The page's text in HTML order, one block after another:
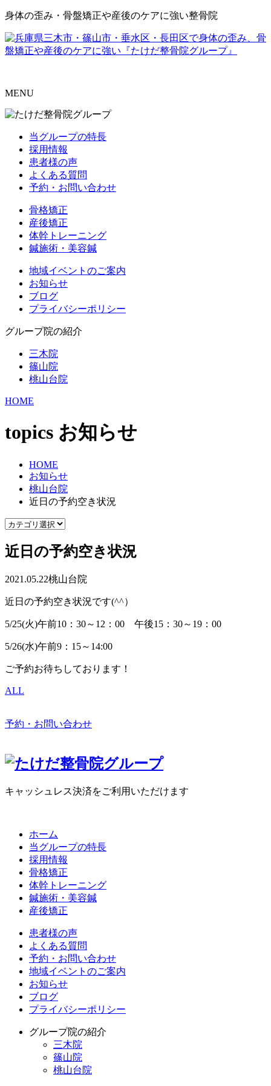
身体の歪み・骨盤矯正や産後のケアに強い整骨院
MENU
当グループの特長
採用情報
患者様の声
よくある質問
予約・お問い合わせ
骨格矯正
産後矯正
体幹トレーニング
鍼施術・美容鍼
地域イベントのご案内
お知らせ
ブログ
プライバシーポリシー
グループ院の紹介
三木院
篠山院
桃山台院
HOME
topics お知らせ
HOME
お知らせ
桃山台院
近日の予約空き状況
近日の予約空き状況
2021.05.22桃山台院
近日の予約空き状況です(^^）
5/25(火)午前10：30～12：00 午後15：30～19：00
5/26(水)午前9：15～14:00
ご予約お待ちしております！
ALL
予約・お問い合わせ
キャッシュレス決済をご利用いただけます
ホーム
当グループの特長
採用情報
骨格矯正
体幹トレーニング
鍼施術・美容鍼
産後矯正
患者様の声
よくある質問
予約・お問い合わせ
地域イベントのご案内
お知らせ
ブログ
プライバシーポリシー
グループ院の紹介
三木院
篠山院
桃山台院